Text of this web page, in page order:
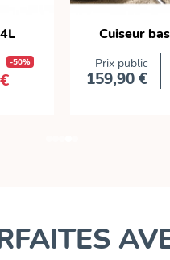
-50%
Cuiseur
Prix public
Prix
159,90 €